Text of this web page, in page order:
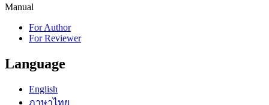
Manual
For Author
For Reviewer
Language
English
ภาษาไทย